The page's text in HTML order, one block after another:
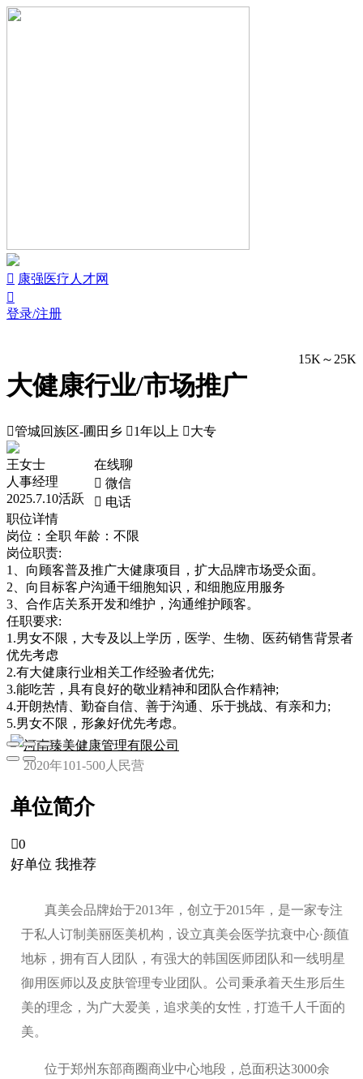
 康强医疗人才网

登录/注册
大健康行业/市场推广
15K～25K
管城回族区-圃田乡 1年以上 大专
王女士
人事经理
2025.7.10活跃
在线聊
 微信
 电话
职位详情
岗位：全职 年龄：不限
岗位职责:
1、向顾客普及推广大健康项目，扩大品牌市场受众面。
2、向目标客户沟通干细胞知识，和细胞应用服务
3、合作店关系开发和维护，沟通维护顾客。
任职要求:
1.男女不限，大专及以上学历，医学、生物、医药销售背景者
优先考虑
2.有大健康行业相关工作经验者优先;
3.能吃苦，具有良好的敬业精神和团队合作精神;
4.开朗热情、勤奋自信、善于沟通、乐于挑战、有亲和力;
5.男女不限，形象好优先考虑。
河南臻美健康管理有限公司
2020年101-500人 民营
单位简介
0
好单位 我推荐
真美会品牌始于2013年，创立于2015年，是一家专注
于私人订制美丽医美机构，设立真美会医学抗衰中心·颜值
地标，拥有百人团队，有强大的韩国医师团队和一线明星
御用医师以及皮肤管理专业团队。公司秉承着天生形后生
美的理念，为广大爱美，追求美的女性，打造千人千面的
美。
位于郑州东部商圈商业中心地段，总面积达3000余